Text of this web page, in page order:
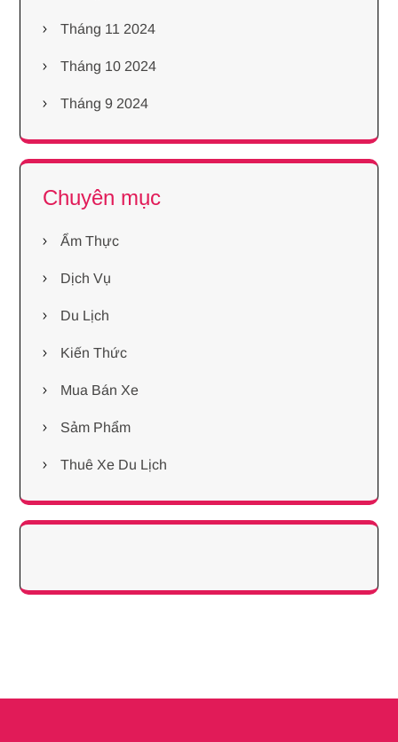
Tháng 11 2024
Tháng 10 2024
Tháng 9 2024
Chuyên mục
Ẩm Thực
Dịch Vụ
Du Lịch
Kiến Thức
Mua Bán Xe
Sảm Phẩm
Thuê Xe Du Lịch